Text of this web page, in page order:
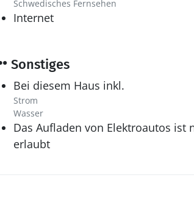
Schwedisches Fernsehen
Internet
Sonstiges
Bei diesem Haus inkl.
Strom
Wasser
Das Aufladen von Elektroautos ist
erlaubt